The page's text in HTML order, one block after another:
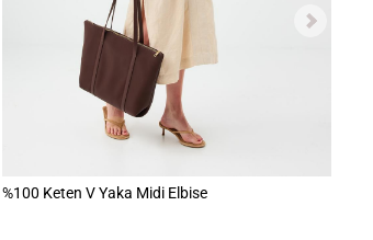
%100 Keten V Yaka Midi Elbise